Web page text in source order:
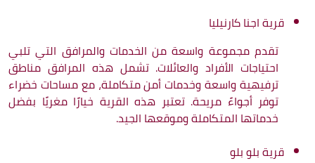
قرية اجنا كارنيليا
تقدم مجموعة واسعة من الخدمات والمرافق التي تلبي
احتياجات الأفراد والعائلات. تشمل هذه المرافق مناطق
ترفيهية واسعة وخدمات أمن متكاملة، مع مساحات خضراء
توفر أجواءً مريحة. تعتبر هذه القرية خيارًا مغريًا بفضل
خدماتها المتكاملة وموقعها الجيد.
قرية بلو بلو